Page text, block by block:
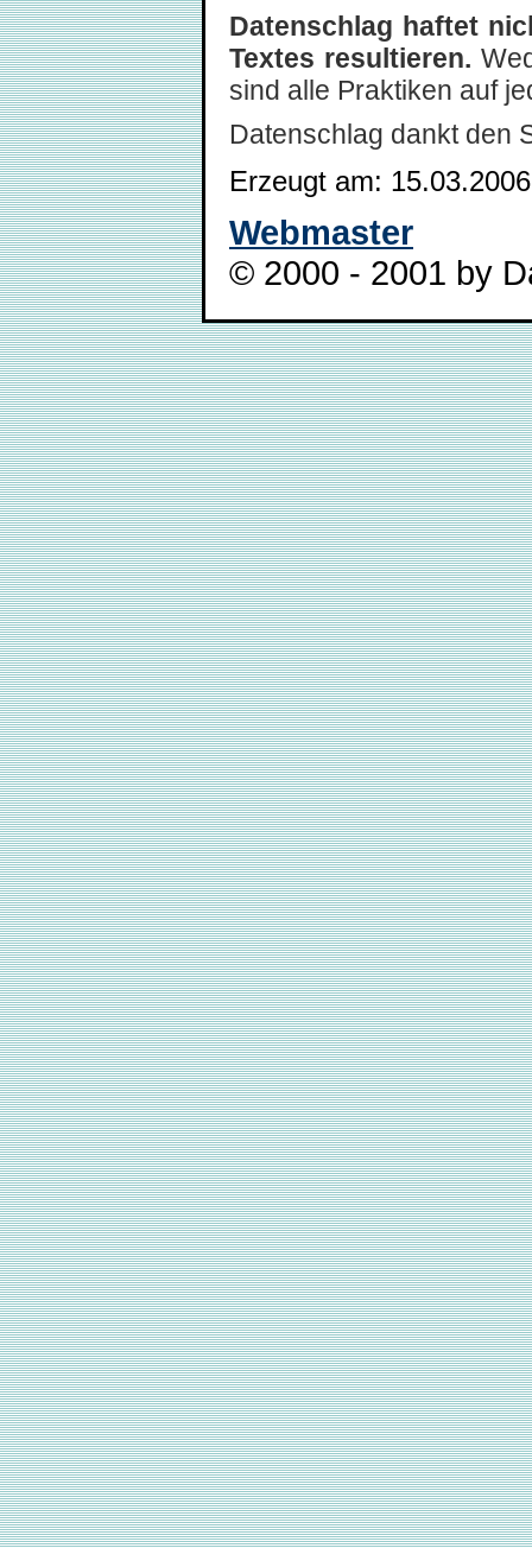
Datenschlag haftet
Textes resultieren.
sind alle Praktiken auf
Datenschlag dankt den
Erzeugt am: 15.03.2006
Webmaster
© 2000 - 2001 by